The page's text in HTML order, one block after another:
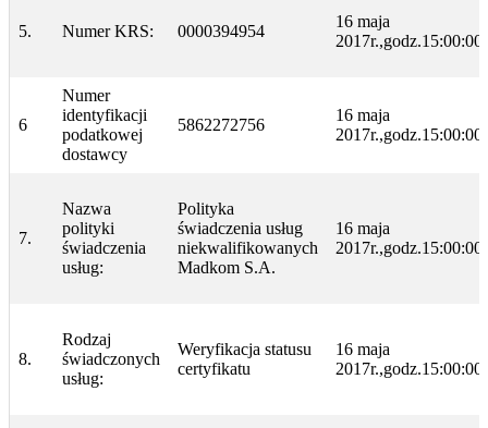
5. Numer KRS: 0000394954
16 maja
2017r.,godz.15:00:00
6
Numer
identyfikacji
podatkowej
dostawcy
5862272756
16 maja
2017r.,godz.15:00:00
7.
Nazwa
polityki
świadczenia
usług:
Polityka
świadczenia usług
niekwalifikowanych
Madkom S.A.
16 maja
2017r.,godz.15:00:00
8.
Rodzaj
świadczonych
usług:
Weryfikacja statusu
certyfikatu
16 maja
2017r.,godz.15:00:00